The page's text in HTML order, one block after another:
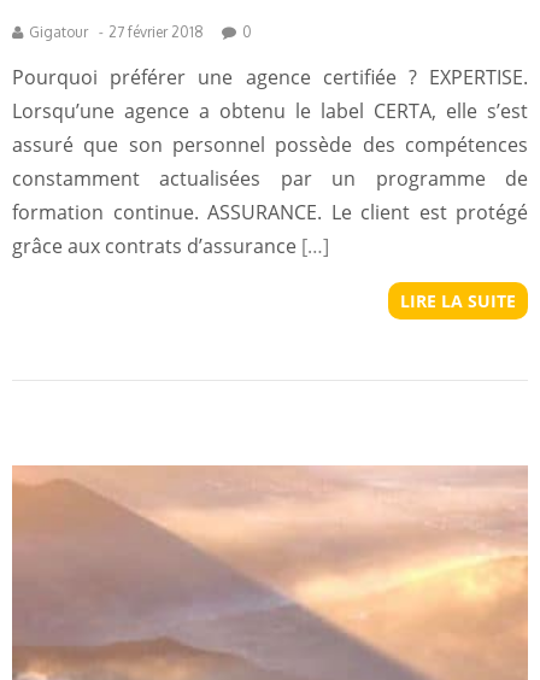
Gigatour - 27 février 2018 0
Pourquoi préférer une agence certifiée ? EXPERTISE.
Lorsqu’une agence a obtenu le label CERTA, elle s’est
assuré que son personnel possède des compétences
constamment actualisées par un programme de
formation continue. ASSURANCE. Le client est protégé
grâce aux contrats d’assurance […]
LIRE LA SUITE